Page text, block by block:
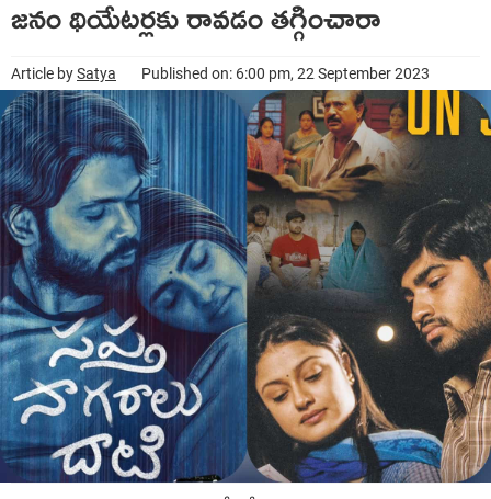
జనం థియేటర్లకు రావడం తగ్గించారా
Article bySatya Published on: 6:00 pm, 22 September 2023